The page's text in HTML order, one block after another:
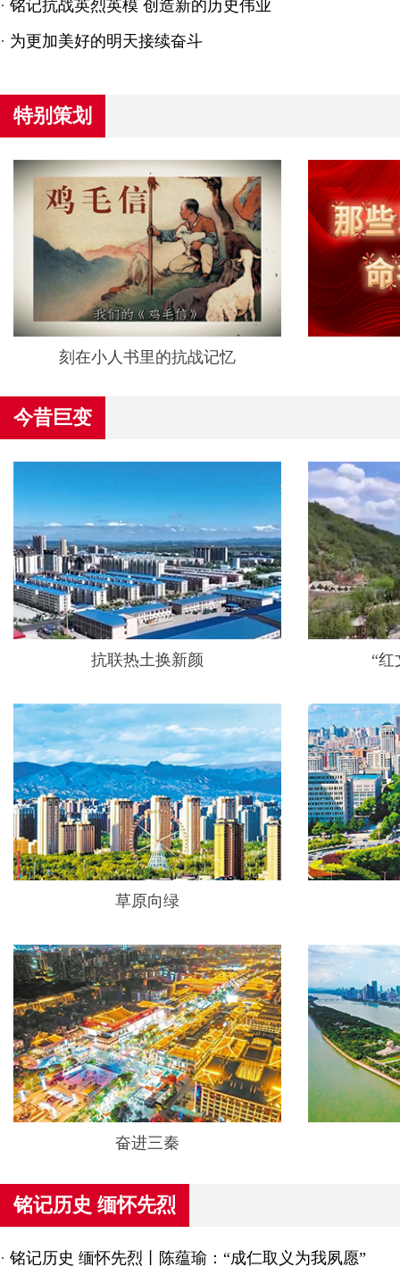
· 铭记抗战英烈英模 创造新的历史伟业
· 为更加美好的明天接续奋斗
特别策划
刻在小人书里的抗战记忆
今昔巨变
抗联热土换新颜 “红
草原向绿
奋进三秦
铭记历史 缅怀先烈
· 铭记历史 缅怀先烈丨陈蕴瑜：“成仁取义为我夙愿”